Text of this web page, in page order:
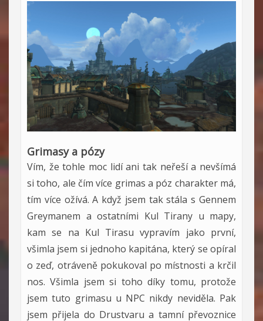
Grimasy a pózy
Vím, že tohle moc lidí ani tak neřeší a nevšímá
si toho, ale čím více grimas a póz charakter má,
tím více ožívá. A když jsem tak stála s Gennem
Greymanem a ostatními Kul Tirany u mapy,
kam se na Kul Tirasu vypravím jako první,
všimla jsem si jednoho kapitána, který se opíral
o zeď, otráveně pokukoval po místnosti a krčil
nos. Všimla jsem si toho díky tomu, protože
jsem tuto grimasu u NPC nikdy neviděla. Pak
jsem přijela do Drustvaru a tamní převoznice